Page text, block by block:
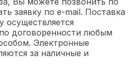
заявку по e-mail. Поставка
осуществляется
договоренности любым
Электронные
за наличные и